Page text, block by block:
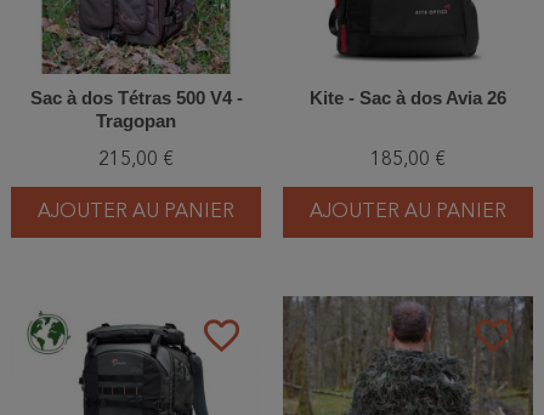
Sac à dos Tétras 500 V4 -
Tragopan
215,00 €
AJOUTER AU PANIER
Kite - Sac à dos Avia 26
185,00 €
AJOUTER AU PANIER
favorite_border favorite_border